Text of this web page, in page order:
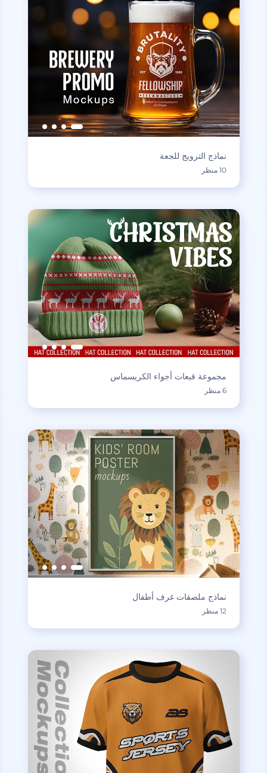
نماذج الترويج للجعة
10 منظر
مجموعة قبعات أجواء الكريسماس
6 منظر
نماذج ملصقات غرف أطفال
12 منظر